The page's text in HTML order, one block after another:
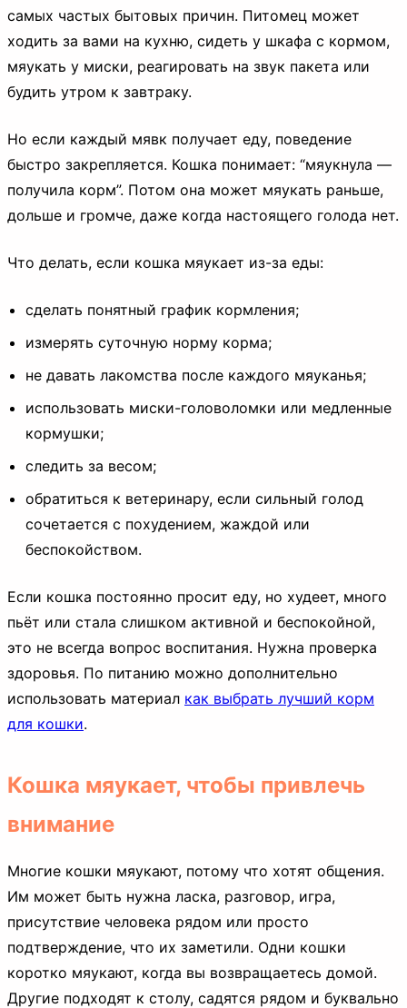
самых частых бытовых причин. Питомец может
ходить за вами на кухню, сидеть у шкафа с кормом,
мяукать у миски, реагировать на звук пакета или
будить утром к завтраку.
Но если каждый мявк получает еду, поведение
быстро закрепляется. Кошка понимает: “мяукнула —
получила корм”. Потом она может мяукать раньше,
дольше и громче, даже когда настоящего голода нет.
Что делать, если кошка мяукает из-за еды:
сделать понятный график кормления;
измерять суточную норму корма;
не давать лакомства после каждого мяуканья;
использовать миски-головоломки или медленные
кормушки;
следить за весом;
обратиться к ветеринару, если сильный голод
сочетается с похудением, жаждой или
беспокойством.
Если кошка постоянно просит еду, но худеет, много
пьёт или стала слишком активной и беспокойной,
это не всегда вопрос воспитания. Нужна проверка
здоровья. По питанию можно дополнительно
использовать материал как выбрать лучший корм
для кошки.
Кошка мяукает, чтобы привлечь
внимание
Многие кошки мяукают, потому что хотят общения.
Им может быть нужна ласка, разговор, игра,
присутствие человека рядом или просто
подтверждение, что их заметили. Одни кошки
коротко мяукают, когда вы возвращаетесь домой.
Другие подходят к столу, садятся рядом и буквально